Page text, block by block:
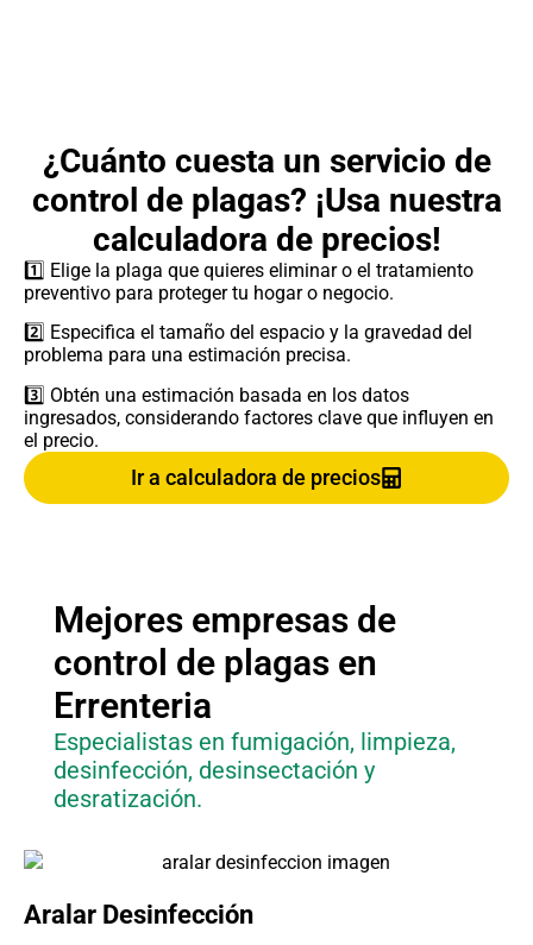
¿Cuánto cuesta un servicio de
control de plagas? ¡Usa nuestra
calculadora de precios!
1️⃣ Elige la plaga que quieres eliminar o el tratamiento
preventivo para proteger tu hogar o negocio.
2️⃣ Especifica el tamaño del espacio y la gravedad del
problema para una estimación precisa.
3️⃣ Obtén una estimación basada en los datos
ingresados, considerando factores clave que influyen en
el precio.
Ir a calculadora de precios
Mejores empresas de
control de plagas en
Errenteria
Especialistas en fumigación, limpieza,
desinfección, desinsectación y
desratización.
Aralar Desinfección